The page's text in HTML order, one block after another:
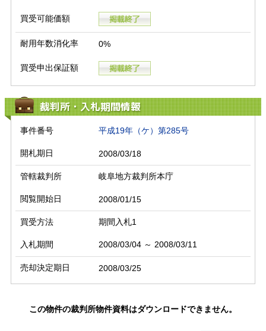
買受可能価額
耐用年数消化率 0%
買受申出保証額
裁判所・入札期間情報
事件番号 平成19年（ケ）第285号
開札期日 2008/03/18
管轄裁判所 岐阜地方裁判所本庁
閲覧開始日 2008/01/15
買受方法 期間入札1
入札期間 2008/03/04 ～ 2008/03/11
売却決定期日 2008/03/25
この物件の裁判所物件資料はダウンロードできません。